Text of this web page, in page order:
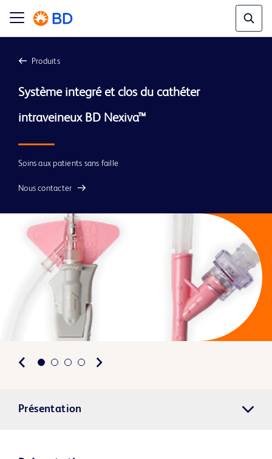
Produits
Système integré et clos du cathéter
Soins aux patients sans faille
Nous contacter
Présentation